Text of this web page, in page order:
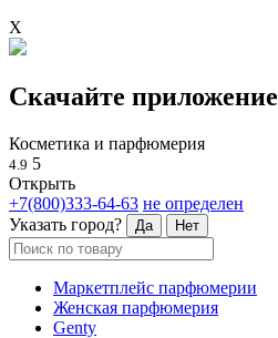
X
Скачайте приложение
Косметика и парфюмерия
4.9 5
Открыть
+7(800)333-64-63 не определен
Указать город?
Да Нет
Маркетплейс парфюмерии
Женская парфюмерия
Genty